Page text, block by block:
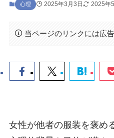
心理 2025年3月3日 2025年
当ページのリンクには広
女性が他者の服装を褒め